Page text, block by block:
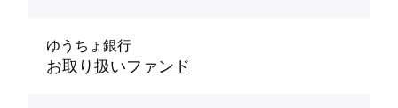
ゆうちょ銀行
お取り扱いファンド